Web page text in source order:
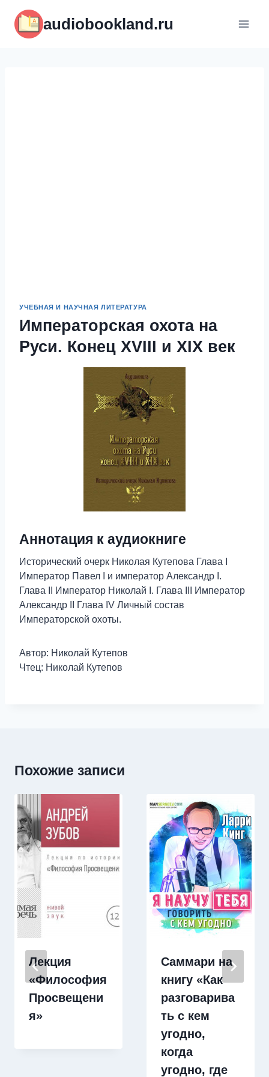
содержимому
audiobookland.ru
УЧЕБНАЯ И НАУЧНАЯ ЛИТЕРАТУРА
Императорская охота на
Руси. Конец XVIII и XIX век
Аннотация к аудиокниге
Исторический очерк Николая Кутепова Глава I
Император Павел I и император Александр I.
Глава II Император Николай I. Глава III Император
Александр II Глава IV Личный состав
Императорской охоты.
Автор: Николай Кутепов
Чтец: Николай Кутепов
Похожие записи
Лекция
«Философия
Просвещени
я»
Саммари на
книгу «Как
разговарива
ть с кем
угодно,
когда
угодно, где